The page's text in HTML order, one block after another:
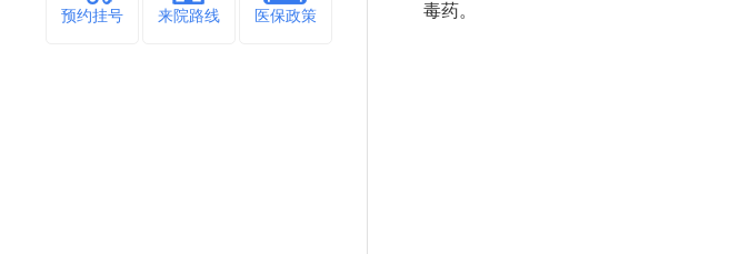
预约挂号 来院路线 医保政策
毒药。